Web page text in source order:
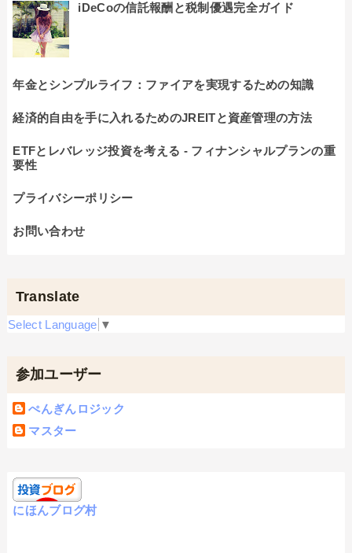
iDeCoの信託報酬と税制優遇完全ガイド
年金とシンプルライフ：ファイアを実現するための知識
経済的自由を手に入れるためのJREITと資産管理の方法
ETFとレバレッジ投資を考える - フィナンシャルプランの重
要性
プライバシーポリシー
お問い合わせ
Translate
Select Language ▼
参加ユーザー
ぺんぎんロジック
マスター
にほんブログ村